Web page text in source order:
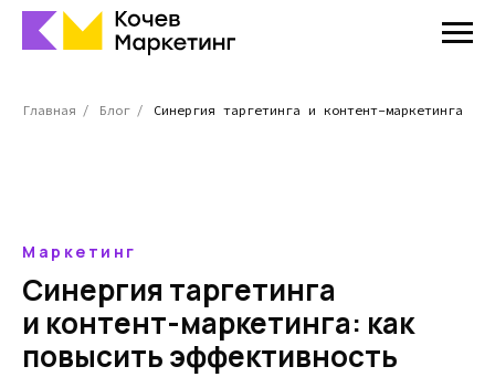
Главная / Блог / Синергия таргетинга и контент-маркетинга
Маркетинг
Синергия таргетинга
и контент-маркетинга: как
повысить эффективность